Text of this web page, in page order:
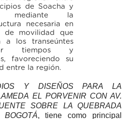
de Soacha y
mediante la
necesaria en
de movilidad que
a los transeúntes
tiempos y
favoreciendo su
entre la región.
Y DISEÑOS PARA LA
EL PORVENIR CON AV.
SOBRE LA QUEBRADA
, tiene como principal